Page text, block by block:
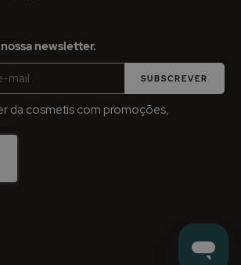
newsletter.
SUBSCREVER
da cosmetis com promoções,